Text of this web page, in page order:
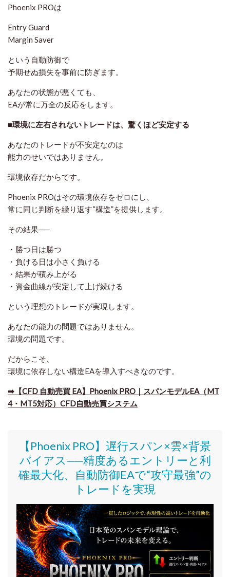
Phoenix PROは
Entry Guard
Margin Saver
という自動防御で
予期せぬ損失を事前に防ぎます。
あなたの状態が悪くても、
EAが常に万全の反応をします。
■環境に左右されないトレードは、驚くほど安定する
あなたのトレードが不安定なのは
能力のせいではありません。
環境依存だからです。
Phoenix PROはその環境依存をゼロにし、
常に同じ判断を繰り返す“構造”を提供します。
その結果──
・勝つ日は勝つ
・負ける日は小さく負ける
・結果が積み上がる
・資金曲線が安定して上げ続ける
という理想のトレードが実現します。
あなたの能力の問題ではありません。
環境の問題です。
だからこそ、
環境に依存しない構造EAを導入すべきなのです。
➡​【CFD 自動売買 EA】Phoenix PRO｜スパンモデルEA（MT
4・MT5対応）CFD自動売買システム
【Phoenix PRO】遅行スパン×雲×背景
バイアス──精度あるエントリーと利
確最大化、自動防御EAで“攻守最強”の
トレードを実現